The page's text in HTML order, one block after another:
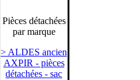
Pièces détachées
par marque
> ALDES ancien
AXPIR - pièces
détachées - sac